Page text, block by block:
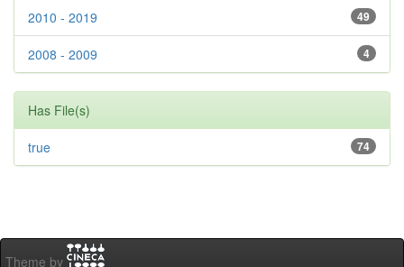
49
2010 - 2019
4
2008 - 2009
Has File(s)
74
true
Theme by